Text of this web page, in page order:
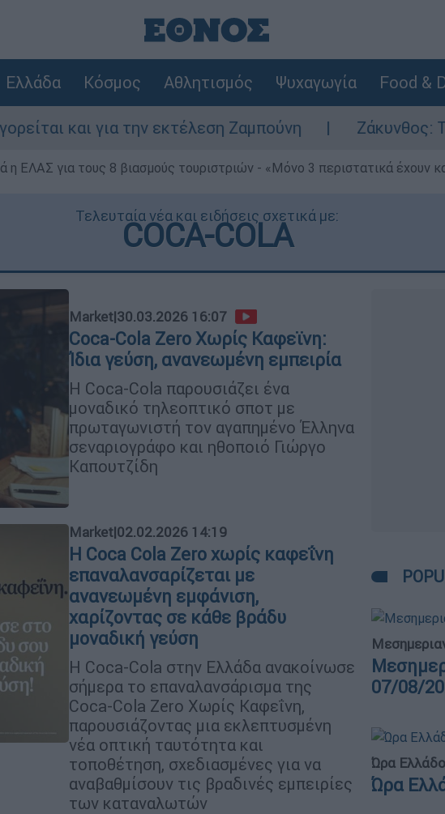
Ελλάδα Κόσμος Αθλητισμός Ψυχαγωγία Food &
την εκτέλεση Ζαμπούνη Ζάκυνθος: Τι απαντά η
η ΕΛΑΣ για τους 8 βιασμούς τουριστριών - «Μόνο 3 περιστατικά έχουν
Τελευταία νέα και ειδήσεις σχετικά με:
COCA-COLA
Market|30.03.2026 16:07
Coca-Cola Zero Χωρίς Καφεϊνη:
Ίδια γεύση, ανανεωμένη εμπειρία
Η Coca-Cola παρουσιάζει ένα
μοναδικό τηλεοπτικό σποτ με
πρωταγωνιστή τον αγαπημένο Έλληνα
σεναριογράφο και ηθοποιό Γιώργο
Καπουτζίδη
Market|02.02.2026 14:19
Η Coca Cola Zero χωρίς καφεΐνη
επαναλανσαρίζεται με
ανανεωμένη εμφάνιση,
χαρίζοντας σε κάθε βράδυ
μοναδική γεύση
Η Coca-Cola στην Ελλάδα ανακοίνωσε
σήμερα το επαναλανσάρισμα της
Coca-Cola Zero Χωρίς Καφεΐνη,
παρουσιάζοντας μια εκλεπτυσμένη
νέα οπτική ταυτότητα και
τοποθέτηση, σχεδιασμένες για να
αναβαθμίσουν τις βραδινές εμπειρίες
των καταναλωτών
07/08/
Ώρα
Ώρα